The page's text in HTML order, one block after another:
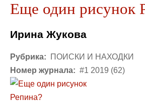
Еще один рисунок
Ирина Жукова
Рубрика:
ПОИСКИ И НАХОДКИ
Номер журнала: #1 2019 (62)